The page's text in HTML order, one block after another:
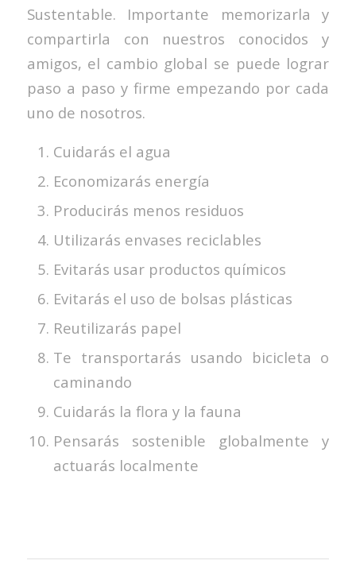
Sustentable. Importante memorizarla y
compartirla con nuestros conocidos y
amigos, el cambio global se puede lograr
paso a paso y firme empezando por cada
uno de nosotros.
Cuidarás el agua
Economizarás energía
Producirás menos residuos
Utilizarás envases reciclables
Evitarás usar productos químicos
Evitarás el uso de bolsas plásticas
Reutilizarás papel
Te transportarás usando bicicleta o
caminando
Cuidarás la flora y la fauna
Pensarás sostenible globalmente y
actuarás localmente